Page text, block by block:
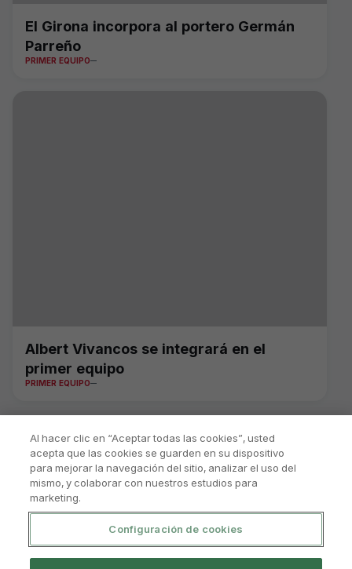
El Girona incorpora al portero Germán
Parreño
PRIMER EQUIPO
Albert Vivancos se integrará en el
primer equipo
PRIMER EQUIPO
Al hacer clic en “Aceptar todas las cookies”, usted
acepta que las cookies se guarden en su dispositivo
para mejorar la navegación del sitio, analizar el uso del
mismo, y colaborar con nuestros estudios para
marketing.
Configuración de cookies